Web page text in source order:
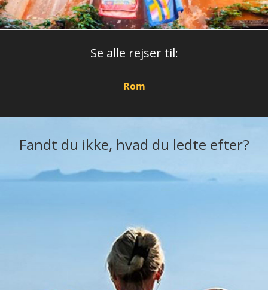
Se alle rejser til:
Rom
Fandt du ikke, hvad du ledte efter?